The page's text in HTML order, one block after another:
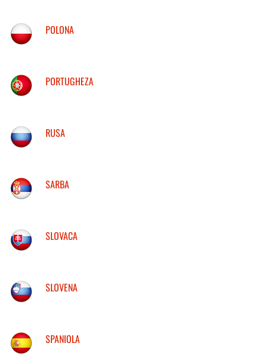
POLONA
PORTUGHEZA
RUSA
SARBA
SLOVACA
SLOVENA
SPANIOLA